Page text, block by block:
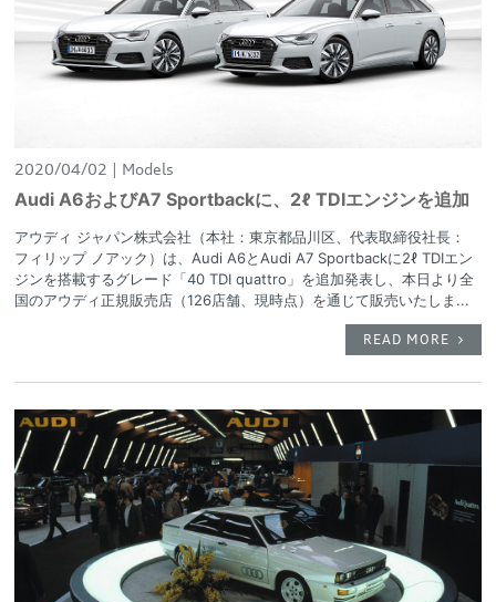
2020/04/02 Models
Audi A6およびA7 Sportbackに、2ℓ TDIエンジンを追加
アウディ ジャパン株式会社（本社：東京都品川区、代表取締役社長：
フィリップ ノアック）は、Audi A6とAudi A7 Sportbackに2ℓ TDIエン
ジンを搭載するグレード「40 TDI quattro」を追加発表し、本日より全
国のアウディ正規販売店（126店舗、現時点）を通じて販売いたしま...
READ MORE